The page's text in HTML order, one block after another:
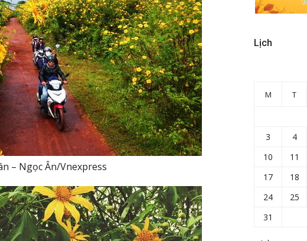
– Ngọc Ân/Vnexpress
Lịch
M T
3
4
10
11
17
18
24
25
31